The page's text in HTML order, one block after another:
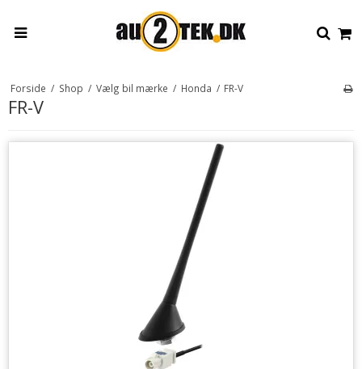
Forside / Shop / Vælg bil mærke / Honda / FR-V
FR-V